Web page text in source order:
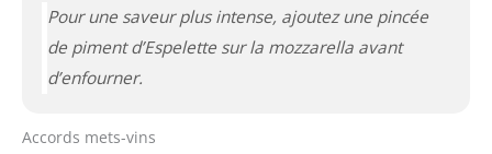
Pour une saveur plus intense, ajoutez une pincée
de piment d’Espelette sur la mozzarella avant
d’enfourner.
Accords mets-vins